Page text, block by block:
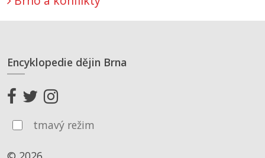
Encyklopedie dějin Brna
tmavý režim